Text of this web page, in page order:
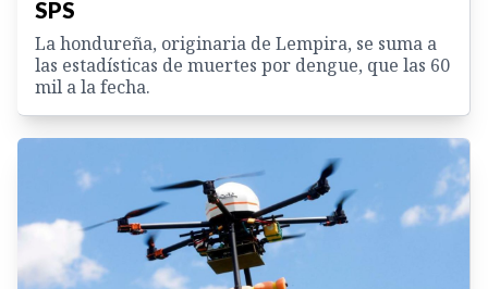
SPS
La hondureña, originaria de Lempira, se suma a
las estadísticas de muertes por dengue, que las 60
mil a la fecha.